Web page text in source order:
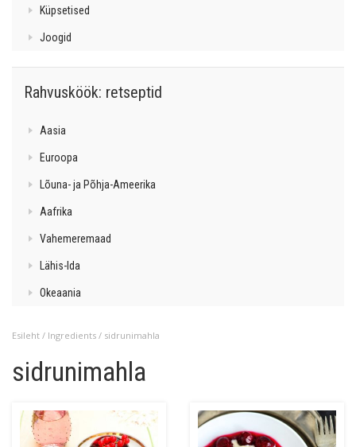
Küpsetised
Joogid
Rahvusköök: retseptid
Aasia
Euroopa
Lõuna- ja Põhja-Ameerika
Aafrika
Vahemeremaad
Lähis-Ida
Okeaania
Esileht / Ingredients / sidrunimahla
sidrunimahla